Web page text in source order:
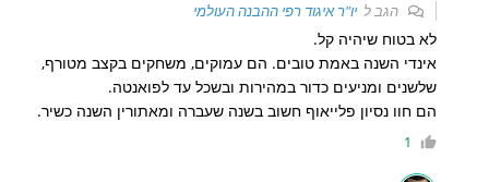
הגב ליו"ר איגוד רפי ההבנה העולמי
לא בטוח שיהיה קל.
אינדי השנה באמת טובים. הם עמוקים, משחקים בקצב מטורף,
שלשנים ומניעים כדור במהירות ובשכל עד לפואנטה.
הם חוו נסיון פלייאוף חשוב בשנה שעברה ומאתורין השנה כשיר.
1